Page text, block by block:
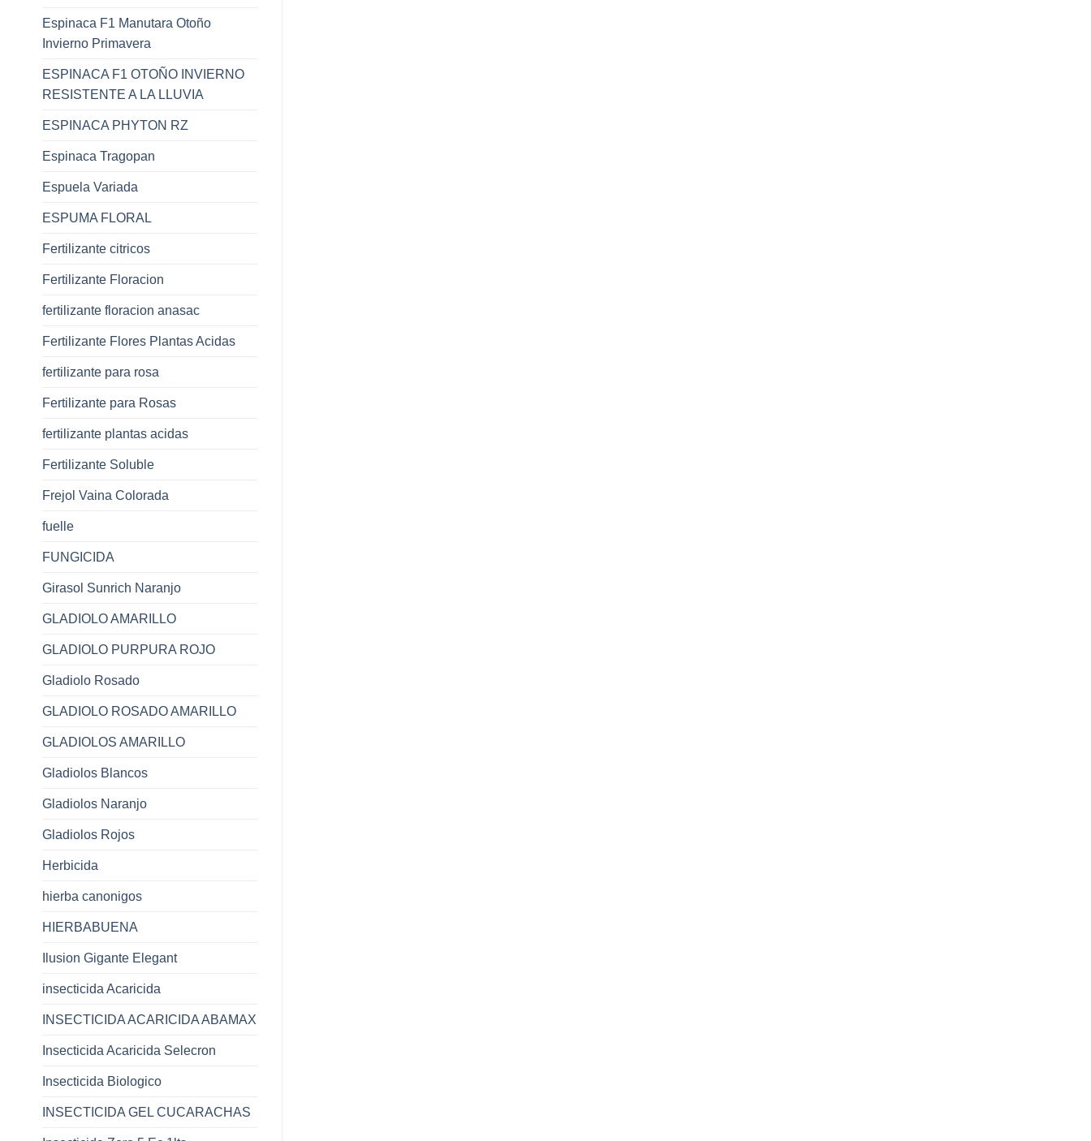
Espinaca F1 Manutara Otoño
Invierno Primavera
ESPINACA F1 OTOÑO INVIERNO
RESISTENTE A LA LLUVIA
ESPINACA PHYTON RZ
Espinaca Tragopan
Espuela Variada
ESPUMA FLORAL
Fertilizante citricos
Fertilizante Floracion
fertilizante floracion anasac
Fertilizante Flores Plantas Acidas
fertilizante para rosa
Fertilizante para Rosas
fertilizante plantas acidas
Fertilizante Soluble
Frejol Vaina Colorada
fuelle
FUNGICIDA
Girasol Sunrich Naranjo
GLADIOLO AMARILLO
GLADIOLO PURPURA ROJO
Gladiolo Rosado
GLADIOLO ROSADO AMARILLO
GLADIOLOS AMARILLO
Gladiolos Blancos
Gladiolos Naranjo
Gladiolos Rojos
Herbicida
hierba canonigos
HIERBABUENA
Ilusion Gigante Elegant
insecticida Acaricida
INSECTICIDA ACARICIDA ABAMAX
Insecticida Acaricida Selecron
Insecticida Biologico
INSECTICIDA GEL CUCARACHAS